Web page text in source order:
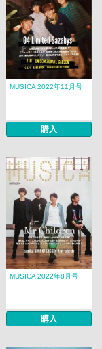
MUSICA 2022年11月号
購入
MUSICA 2022年8月号
購入